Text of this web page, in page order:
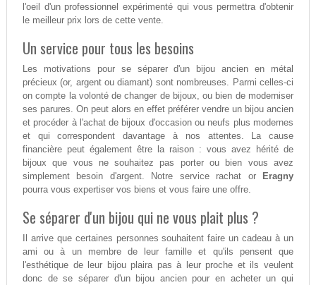
l'oeil d'un professionnel expérimenté qui vous permettra d'obtenir
le meilleur prix lors de cette vente.
Un service pour tous les besoins
Les motivations pour se séparer d'un bijou ancien en métal
précieux (or, argent ou diamant) sont nombreuses. Parmi celles-ci
on compte la volonté de changer de bijoux, ou bien de moderniser
ses parures. On peut alors en effet préférer vendre un bijou ancien
et procéder à l'achat de bijoux d'occasion ou neufs plus modernes
et qui correspondent davantage à nos attentes. La cause
financière peut également être la raison : vous avez hérité de
bijoux que vous ne souhaitez pas porter ou bien vous avez
simplement besoin d'argent. Notre service rachat or Eragny
pourra vous expertiser vos biens et vous faire une offre.
Se séparer d'un bijou qui ne vous plait plus ?
Il arrive que certaines personnes souhaitent faire un cadeau à un
ami ou à un membre de leur famille et qu'ils pensent que
l'esthétique de leur bijou plaira pas à leur proche et ils veulent
donc de se séparer d'un bijou ancien pour en acheter un qui